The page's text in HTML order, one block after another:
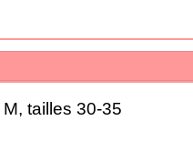
tailles 30-35